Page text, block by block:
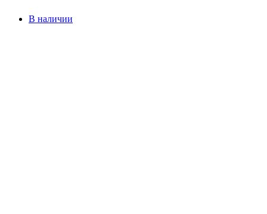
В наличии